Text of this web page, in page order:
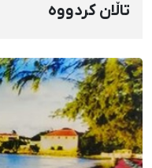
تاڵان كردووه‌